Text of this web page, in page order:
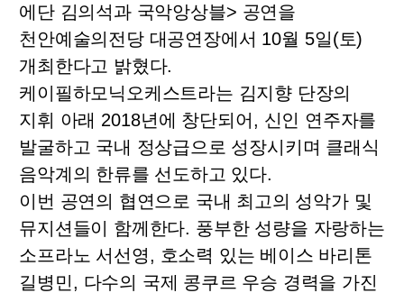
에단 김의석과 국악앙상블> 공연을
천안예술의전당 대공연장에서 10월 5일(토)
개최한다고 밝혔다.
케이필하모닉오케스트라는 김지향 단장의
지휘 아래 2018년에 창단되어 , 신인 연주자를
발굴하고 국내 정상급으로 성장시키며 클래식
음악계의 한류를 선도하고 있다.
이번 공연의 협연으로 국내 최고의 성악가 및
뮤지션들이 함께한다. 풍부한 성량을 자랑하는
소프라노 서선영, 호소력 있는 베이스 바리톤
길병민, 다수의 국제 콩쿠르 우승 경력을 가진